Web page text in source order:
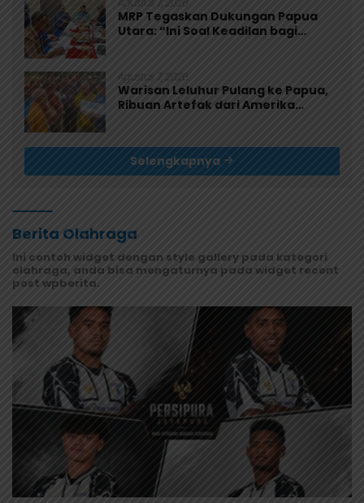
MRP Tegaskan Dukungan Papua
Utara: “Ini Soal Keadilan bagi
Agustus 7, 2026
Warisan Leluhur Pulang ke Papua,
Ribuan Artefak dari Amerika
Selengkapnya
Berita Olahraga
Ini contoh widget dengan style gallery pada kategori
olahraga, anda bisa mengaturnya pada widget recent
post wpberita.